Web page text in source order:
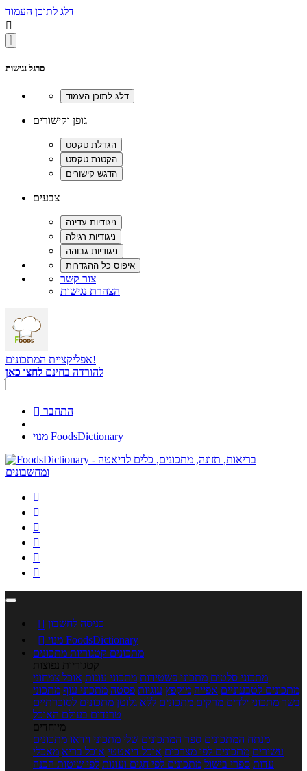
דלג לתוכן העמוד

סרגל נגישות
גופן וקישורים
צבעים
צור קשר
הצהרת נגישות
אפליקציית המתכונים!
להורדה בחינם לחצו כאן
 התחבר
מנוי FoodsDictionary






 כניסה לחשבון

מנוי FoodsDictionary
מתכונים קטגוריות מתכונים
קטגוריות נפוצות
מתכוני סלטים מתכוני פשטידות מתכוני עוגות אוכל צמחוני
מתכונים לטבעוניים אפייה מוקפץ עוגיות פסטה מתכוני עוף מתכוני
בשר מתכוני ילדים מרקים מתכונים ללא גלוטן מתכונים לסוכרתיים
טרנדים בעולם האוכל
מיוחדים
מנתח המתכונים ספר המתכונים שלי מתכוני וידאו מתכונים
עשירים מתכונים לפי מצרכים אוכל דיאטטי אוכל בריא מאכלי
עדות ספרי בישול מתכונים לפי חגים ועונות לפי שיטות הכנה